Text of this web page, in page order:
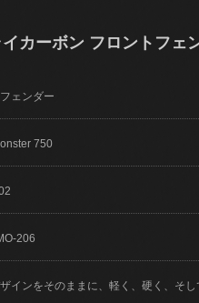
カーボン フロントフェ
ェンダー
750
206
インをそのままに、軽く、硬く、そ